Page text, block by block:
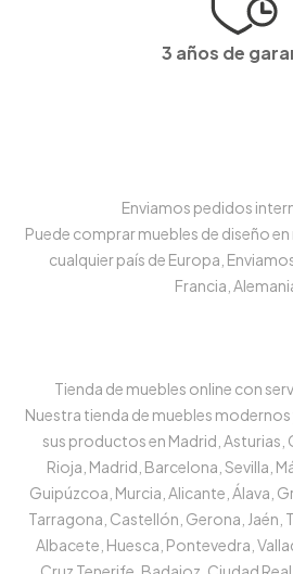
3 años de
Enviamos pedidos
Puede comprar muebles de diseño
cualquier país de Europa,
Francia,
Tienda de muebles online con
Nuestra tienda de muebles
sus productos en Madrid, Asturias,
Rioja, Madrid, Barcelona, Sevilla,
Guipúzcoa, Murcia, Alicante, Álava,
Tarragona, Castellón, Gerona, Jaén,
Albacete, Huesca, Pontevedra,